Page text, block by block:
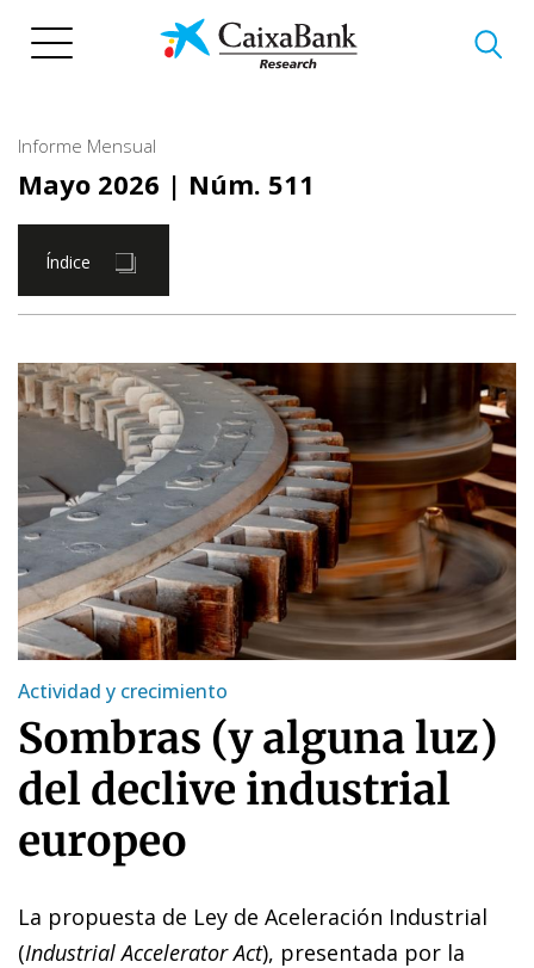
Informe Mensual
Mayo 2026 | Núm. 511
Índice
Actividad y crecimiento
Sombras (y alguna luz)
del declive industrial
europeo
La propuesta de Ley de Aceleración Industrial
(Industrial Accelerator Act), presentada por la